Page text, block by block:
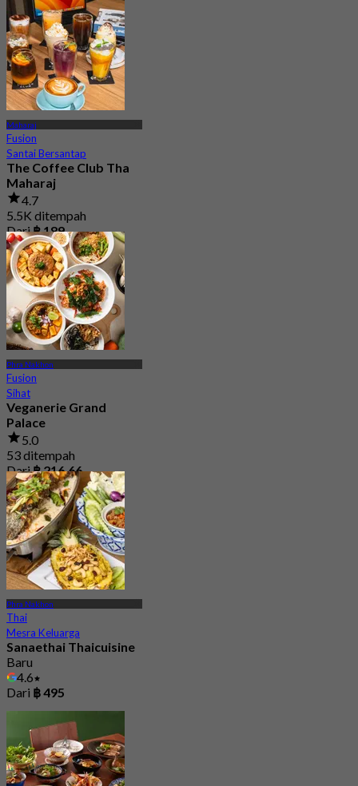
Maharaj
Fusion
Santai Bersantap
The Coffee Club Tha
Maharaj
4.7
5.5K ditempah
Dari฿ 189
Phra Nakhon
Fusion
Sihat
Veganerie Grand
Palace
5.0
53 ditempah
Dari฿ 216.66
Phra Nakhon
Thai
Mesra Keluarga
Sanaethai Thaicuisine
Baru
4.6
Dari ฿ 495